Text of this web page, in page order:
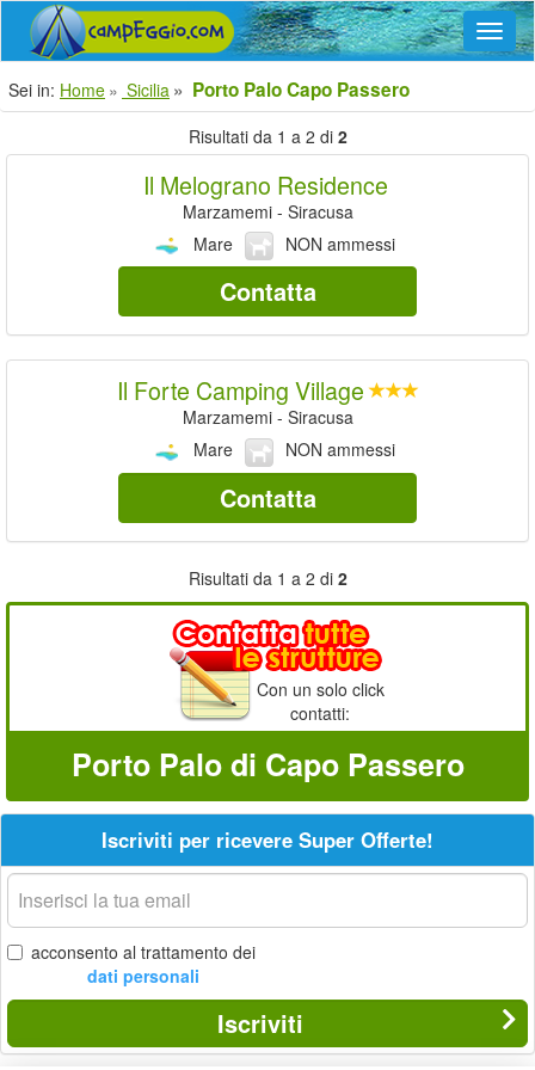
Sei in: Home Sicilia Porto Palo Capo Passero
Risultati da 1 a 2 di 2
Il Melograno Residence
Marzamemi - Siracusa
Mare
NON ammessi
Contatta
Il Forte Camping Village
Marzamemi - Siracusa
Mare
NON ammessi
Contatta
Risultati da 1 a 2 di 2
Con un solo click
contatti:
Porto Palo di Capo Passero
Iscriviti per ricevere Super Offerte!
La
tua
email
acconsento al trattamento dei
dati personali
Iscriviti